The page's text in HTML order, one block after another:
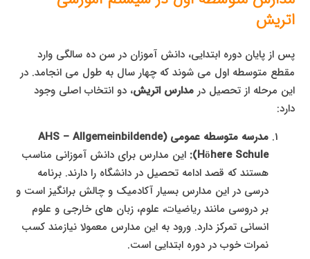
اتریش
پس از پایان دوره ابتدایی، دانش آموزان در سن ده سالگی وارد
مقطع متوسطه اول می شوند که چهار سال به طول می انجامد. در
این مرحله از تحصیل درمدارس اتریش، دو انتخاب اصلی وجود
دارد:
مدرسه متوسطه عمومی (AHS – Allgemeinbildende
Höhere Schule):
این مدارس برای دانش آموزانی مناسب
هستند که قصد ادامه تحصیل در دانشگاه را دارند. برنامه
درسی در این مدارس بسیار آکادمیک و چالش برانگیز است و
بر دروسی مانند ریاضیات، علوم، زبان های خارجی و علوم
انسانی تمرکز دارد. ورود به این مدارس معمولا نیازمند کسب
نمرات خوب در دوره ابتدایی است.